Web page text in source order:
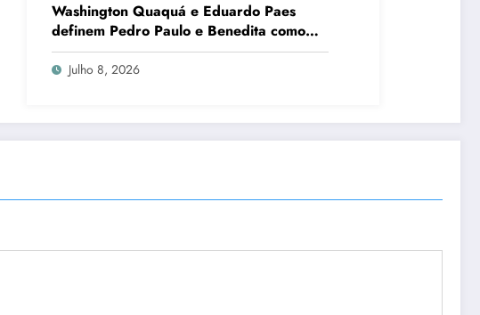
Washington Quaquá e Eduardo Paes
definem Pedro Paulo e Benedita como
candidatos ao Senado no Rio
Julho 8, 2026